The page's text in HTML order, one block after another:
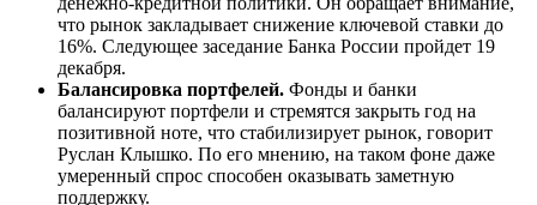
что рынок закладывает снижение ключевой ставки до
16%. Следующее заседание Банка России пройдет 19
декабря.
Балансировка портфелей. Фонды и банки
балансируют портфели и стремятся закрыть год на
позитивной ноте, что стабилизирует рынок, говорит
Руслан Клышко. По его мнению, на таком фоне даже
умеренный спрос способен оказывать заметную
поддержку.